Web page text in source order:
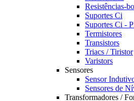
Resistências-
Suportes Ci
Suportes Ci -
Termistores
Transistors
Triacs / Tiristor
Varistors
Sensores
Sensor
Sensores de
Transformadores /